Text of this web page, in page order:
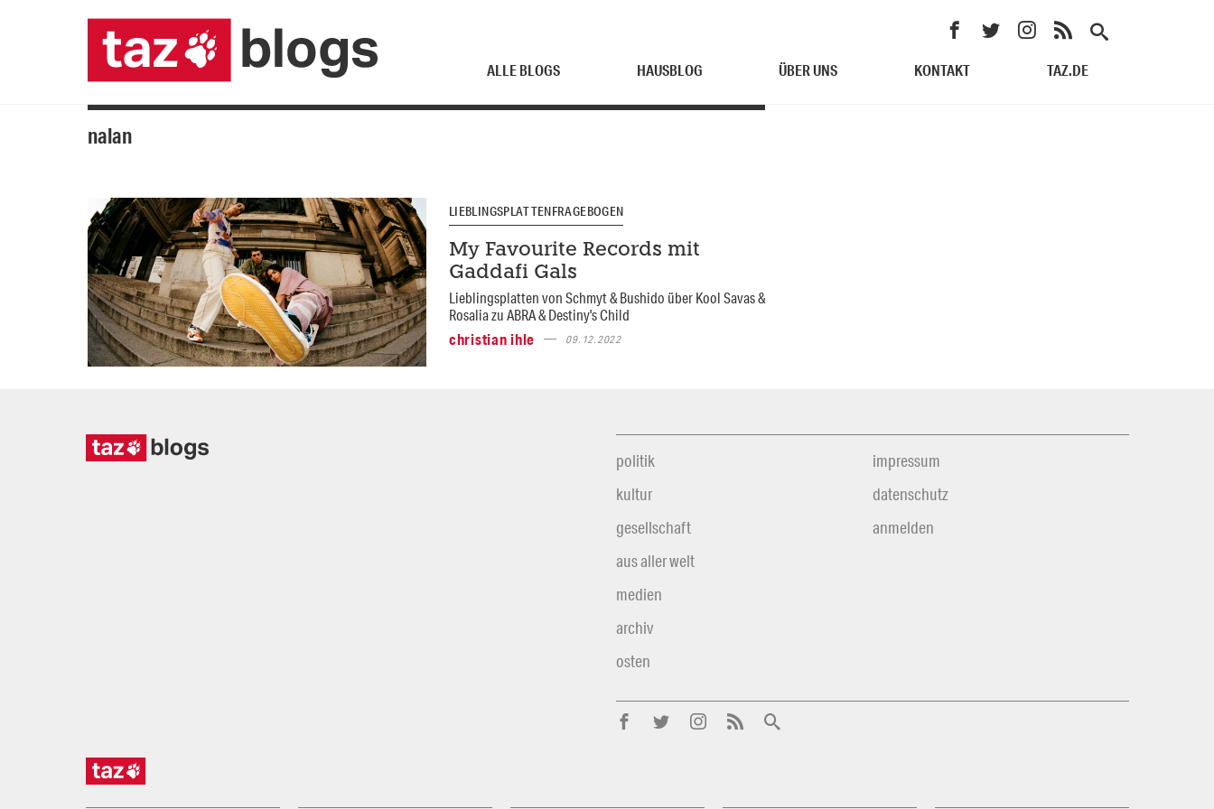
ALLE BLOGS HAUSBLOG ÜBER UNS KONTAKT TAZ.DE
nalan
LIEBLINGSPLATTENFRAGEBOGEN
My Favourite Records mit
Gaddafi Gals
Lieblingsplatten von Schmyt & Bushido über Kool Savas &
Rosalia zu ABRA & Destiny's Child
christian ihle
09.12.2022
politik
kultur
gesellschaft
aus aller welt
medien
archiv
osten
impressum
datenschutz
anmelden